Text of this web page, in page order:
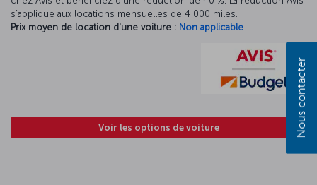
s’applique aux locations mensuelles de 4 000 miles.
Prix moyen de location d'une voiture : Non applicable
Voir les options de voiture Nous contacter